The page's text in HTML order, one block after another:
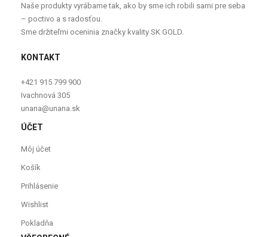
Naše produkty vyrábame tak, ako by sme ich robili sami pre seba
– poctivo a s radosťou.
Sme držiteľmi oceninia značky kvality SK GOLD.
KONTAKT
+421 915 799 900
Ivachnová 305
unana@unana.sk
ÚČET
Môj účet
Košík
Prihlásenie
Wishlist
Pokladňa